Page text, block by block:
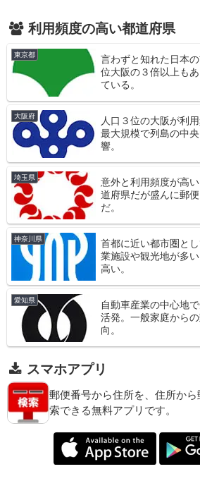
利用頻度の高い都道府県
東京都
言わずと知れた日本
位大阪の３倍以上も
ている。
大阪府
人口３位の大阪が利
最大規模で列島の中
響。
埼玉県
意外と利用頻度が高
道府県だが盛んに郵
だ。
神奈川県
首都に近い都市圏と
業施設や観光地が多
高い。
愛知県
自動車産業の中心地
活発。一般家庭から
向。
スマホアプリ
郵便番号から住所を、住所か
索できる無料アプリです。